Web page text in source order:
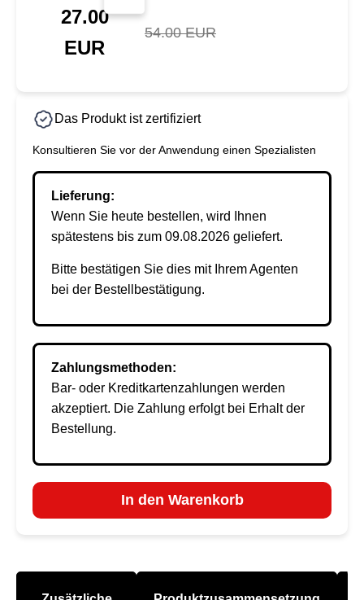
27.00
EUR
54.00 EUR
Das Produkt ist zertifiziert
Konsultieren Sie vor der Anwendung einen Spezialisten
Lieferung:
Wenn Sie heute bestellen, wird Ihnen
spätestens bis zum 09.08.2026 geliefert.
Bitte bestätigen Sie dies mit Ihrem Agenten
bei der Bestellbestätigung.
Zahlungsmethoden:
Bar- oder Kreditkartenzahlungen werden
akzeptiert. Die Zahlung erfolgt bei Erhalt der
Bestellung.
In den Warenkorb